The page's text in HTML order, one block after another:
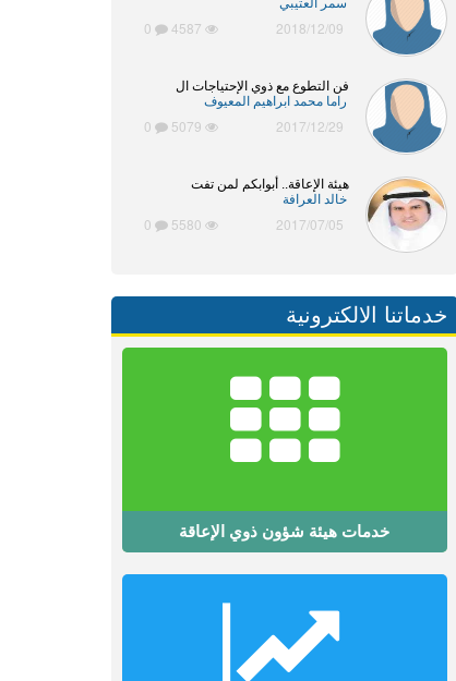
سمر العتيبي
2018/12/09
فن التطوع مع ذوي الإحتياجات ال
راما محمد ابراهيم المعيوف
2017/12/29
هيئة الإعاقة.. أبوابكم لمن تفت
خالد العرافة
2017/07/05
خدماتنا الالكترونية
خدمات هيئة شؤون ذوي الإعاقة